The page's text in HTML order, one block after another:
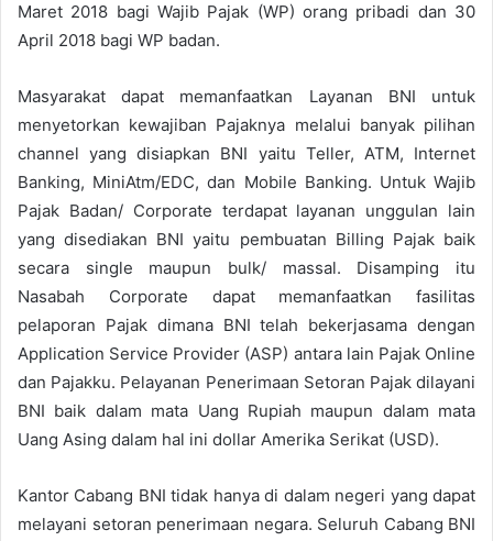
Maret 2018 bagi Wajib Pajak (WP) orang pribadi dan 30
April 2018 bagi WP badan.
Masyarakat dapat memanfaatkan Layanan BNI untuk
menyetorkan kewajiban Pajaknya melalui banyak pilihan
channel yang disiapkan BNI yaitu Teller, ATM, Internet
Banking, MiniAtm/EDC, dan Mobile Banking. Untuk Wajib
Pajak Badan/ Corporate terdapat layanan unggulan lain
yang disediakan BNI yaitu pembuatan Billing Pajak baik
secara single maupun bulk/ massal. Disamping itu
Nasabah Corporate dapat memanfaatkan fasilitas
pelaporan Pajak dimana BNI telah bekerjasama dengan
Application Service Provider (ASP) antara lain Pajak Online
dan Pajakku. Pelayanan Penerimaan Setoran Pajak dilayani
BNI baik dalam mata Uang Rupiah maupun dalam mata
Uang Asing dalam hal ini dollar Amerika Serikat (USD).
Kantor Cabang BNI tidak hanya di dalam negeri yang dapat
melayani setoran penerimaan negara. Seluruh Cabang BNI